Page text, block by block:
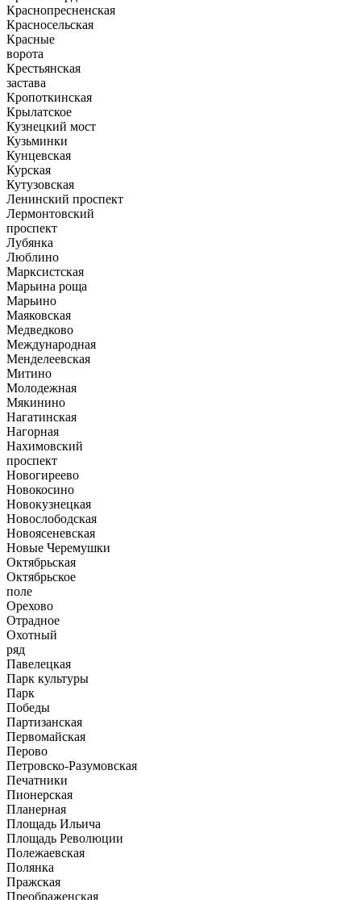
Краснопресненская
Красносельская
Красные
ворота
Крестьянская
застава
Кропоткинская
Крылатское
Кузнецкий мост
Кузьминки
Кунцевская
Курская
Кутузовская
Ленинский проспект
Лермонтовский
проспект
Лубянка
Люблино
Марксистская
Марьина роща
Марьино
Маяковская
Медведково
Международная
Менделеевская
Митино
Молодежная
Мякинино
Нагатинская
Нагорная
Нахимовский
проспект
Новогиреево
Новокосино
Новокузнецкая
Новослободская
Новоясеневская
Новые Черемушки
Октябрьская
Октябрьское
поле
Орехово
Отрадное
Охотный
ряд
Павелецкая
Парк культуры
Парк
Победы
Партизанская
Первомайская
Перово
Петровско-Разумовская
Печатники
Пионерская
Планерная
Площадь Ильича
Площадь Революции
Полежаевская
Полянка
Пражская
Преображенская